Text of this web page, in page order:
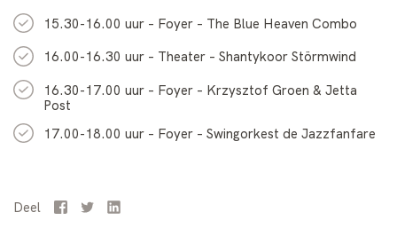
15.30-16.00 uur – Foyer – The Blue Heaven Combo
16.00-16.30 uur – Theater – Shantykoor Störmwind
16.30-17.00 uur – Foyer – Krzysztof Groen & Jetta
Post
17.00-18.00 uur – Foyer – Swingorkest de Jazzfanfare
Deel Facebook
Twitter